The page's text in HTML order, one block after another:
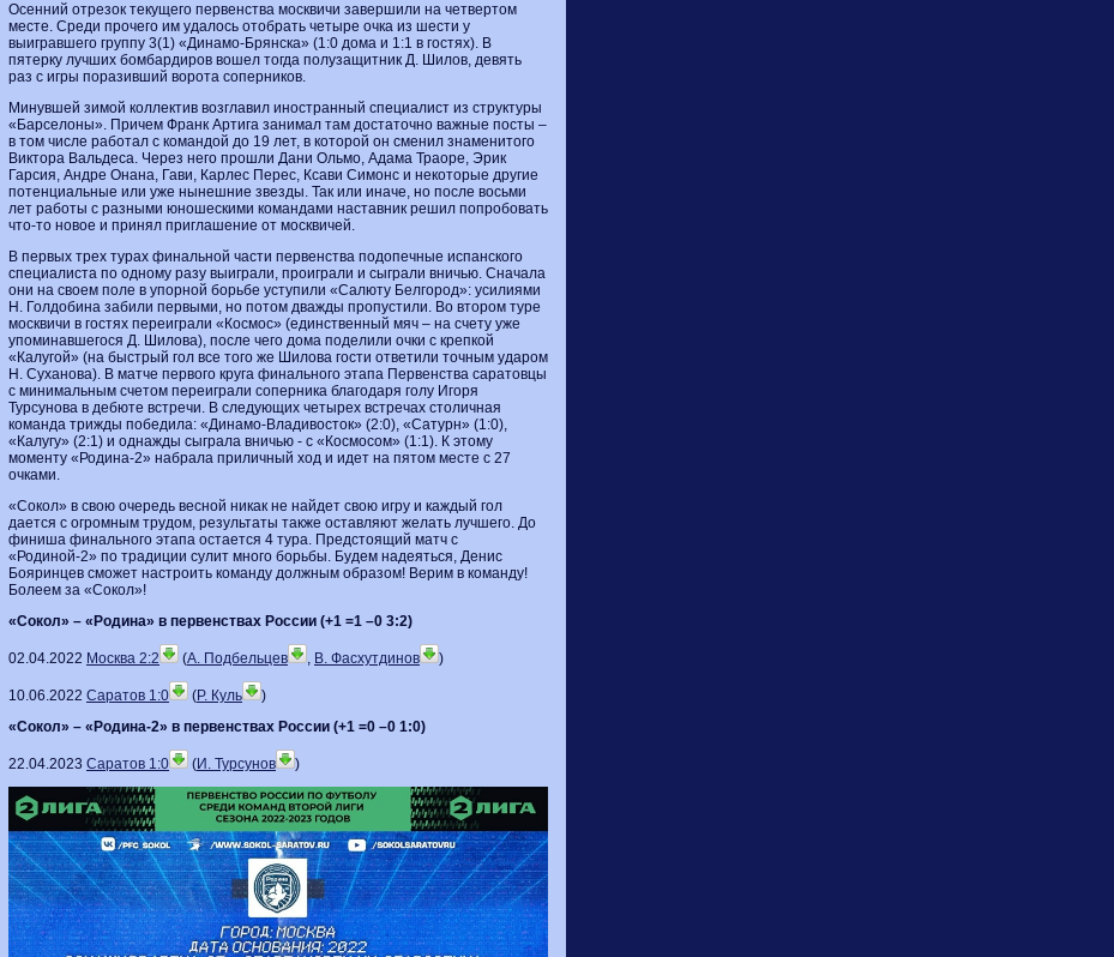
Осенний отрезок текущего первенства москвичи завершили на четвертом
месте. Среди прочего им удалось отобрать четыре очка из шести у
выигравшего группу 3(1) «Динамо-Брянска» (1:0 дома и 1:1 в гостях). В
пятерку лучших бомбардиров вошел тогда полузащитник Д. Шилов, девять
раз с игры поразивший ворота соперников.
Минувшей зимой коллектив возглавил иностранный специалист из структуры
«Барселоны». Причем Франк Артига занимал там достаточно важные посты –
в том числе работал с командой до 19 лет, в которой он сменил знаменитого
Виктора Вальдеса. Через него прошли Дани Ольмо, Адама Траоре, Эрик
Гарсия, Андре Онана, Гави, Карлес Перес, Ксави Симонс и некоторые другие
потенциальные или уже нынешние звезды. Так или иначе, но после восьми
лет работы с разными юношескими командами наставник решил попробовать
что-то новое и принял приглашение от москвичей.
В первых трех турах финальной части первенства подопечные испанского
специалиста по одному разу выиграли, проиграли и сыграли вничью. Сначала
они на своем поле в упорной борьбе уступили «Салюту Белгород»: усилиями
Н. Голдобина забили первыми, но потом дважды пропустили. Во втором туре
москвичи в гостях переиграли «Космос» (единственный мяч – на счету уже
упоминавшегося Д. Шилова), после чего дома поделили очки с крепкой
«Калугой» (на быстрый гол все того же Шилова гости ответили точным ударом
Н. Суханова). В матче первого круга финального этапа Первенства саратовцы
с минимальным счетом переиграли соперника благодаря голу Игоря
Турсунова в дебюте встречи. В следующих четырех встречах столичная
команда трижды победила: «Динамо-Владивосток» (2:0), «Сатурн» (1:0),
«Калугу» (2:1) и однажды сыграла вничью - с «Космосом» (1:1). К этому
моменту «Родина-2» набрала приличный ход и идет на пятом месте с 27
очками.
«Сокол» в свою очередь весной никак не найдет свою игру и каждый гол
дается с огромным трудом, результаты также оставляют желать лучшего. До
финиша финального этапа остается 4 тура. Предстоящий матч с
«Родиной-2» по традиции сулит много борьбы. Будем надеяться, Денис
Бояринцев сможет настроить команду должным образом! Верим в команду!
Болеем за «Сокол»!
«Сокол» – «Родина» в первенствах России (+1 =1 –0 3:2)
02.04.2022 Москва 2:2 (А. Подбельцев , В. Фасхутдинов )
10.06.2022 Саратов 1:0 (Р. Куль
)
«Сокол» – «Родина-2» в первенствах России (+1 =0 –0 1:0)
22.04.2023 Саратов 1:0 (И. Турсунов )